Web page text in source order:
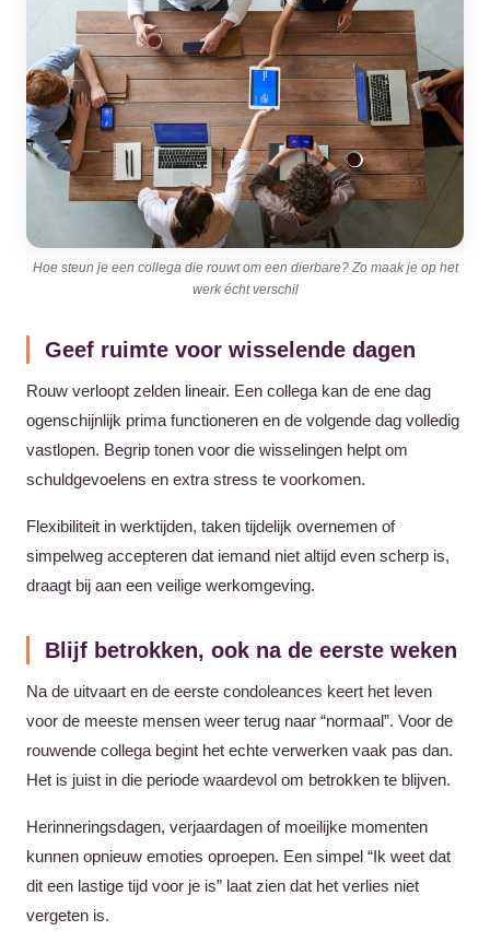
Hoe steun je een collega die rouwt om een dierbare? Zo maak je op het
werk écht verschil
Geef ruimte voor wisselende dagen
Rouw verloopt zelden lineair. Een collega kan de ene dag
ogenschijnlijk prima functioneren en de volgende dag volledig
vastlopen. Begrip tonen voor die wisselingen helpt om
schuldgevoelens en extra stress te voorkomen.
Flexibiliteit in werktijden, taken tijdelijk overnemen of
simpelweg accepteren dat iemand niet altijd even scherp is,
draagt bij aan een veilige werkomgeving.
Blijf betrokken, ook na de eerste weken
Na de uitvaart en de eerste condoleances keert het leven
voor de meeste mensen weer terug naar “normaal”. Voor de
rouwende collega begint het echte verwerken vaak pas dan.
Het is juist in die periode waardevol om betrokken te blijven.
Herinneringsdagen, verjaardagen of moeilijke momenten
kunnen opnieuw emoties oproepen. Een simpel “Ik weet dat
dit een lastige tijd voor je is” laat zien dat het verlies niet
vergeten is.